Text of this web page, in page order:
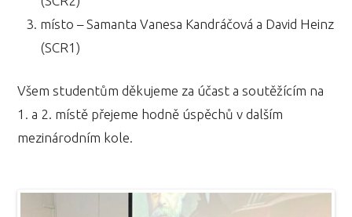
místo – Samanta Vanesa Kandráčová a David Heinz
(SCR1)
Všem studentům děkujeme za účast a soutěžícím na
1. a 2. místě přejeme hodně úspěchů v dalším
mezinárodním kole.